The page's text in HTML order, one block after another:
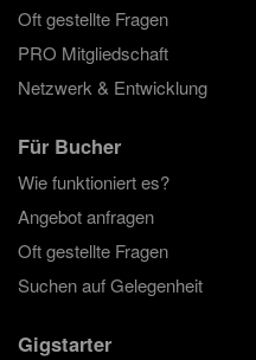
Oft gestellte Fragen
PRO Mitgliedschaft
Netzwerk & Entwicklung
Für Bucher
Wie funktioniert es?
Angebot anfragen
Oft gestellte Fragen
Suchen auf Gelegenheit
Gigstarter